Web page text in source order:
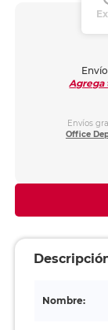
Agrega
Envíos
Office
Nombre: